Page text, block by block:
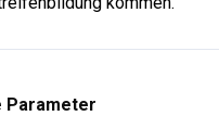
Parameter